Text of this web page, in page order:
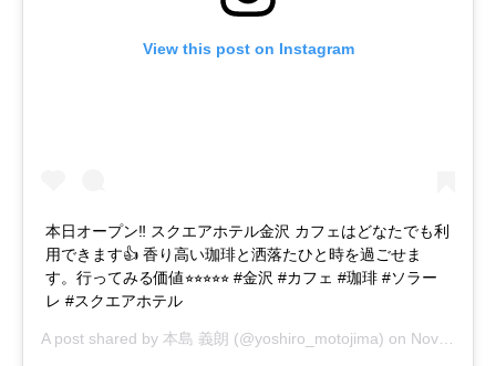
View this post on Instagram
本日オープン‼️ スクエアホテル金沢 カフェはどなたでも利
用できます👍 香り高い珈琲と洒落たひと時を過ごせま
す。行ってみる価値⭐︎⭐︎⭐︎⭐︎⭐︎ #金沢 #カフェ #珈琲 #ソラー
レ #スクエアホテル
A post shared by 本島 義朗 (@yoshiro_motojima) on Nov 26, 2018 at 8:18pm PST